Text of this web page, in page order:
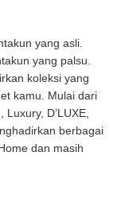
yang asli.
yang palsu.
koleksi yang
kamu. Mulai dari
D’LUXE,
berbagai
dan masih